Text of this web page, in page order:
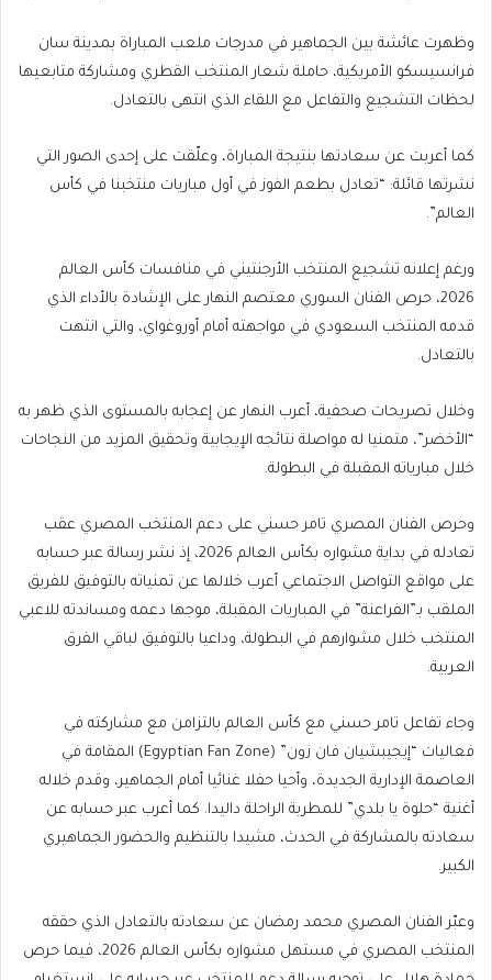
وظهرت عائشة بين الجماهير في مدرجات ملعب المباراة بمدينة سان
فرانسيسكو الأمريكية، حاملة شعار المنتخب القطري ومشاركة متابعيها
لحظات التشجيع والتفاعل مع اللقاء الذي انتهى بالتعادل.
كما أعربت عن سعادتها بنتيجة المباراة، وعلّقت على إحدى الصور التي
نشرتها قائلة: “تعادل بطعم الفوز في أول مباريات منتخبنا في كأس
العالم”.
ورغم إعلانه تشجيع المنتخب الأرجنتيني في منافسات كأس العالم
2026، حرص الفنان السوري معتصم النهار على الإشادة بالأداء الذي
قدمه المنتخب السعودي في مواجهته أمام أوروغواي، والتي انتهت
بالتعادل.
وخلال تصريحات صحفية، أعرب النهار عن إعجابه بالمستوى الذي ظهر به
“الأخضر”، متمنيا له مواصلة نتائجه الإيجابية وتحقيق المزيد من النجاحات
خلال مبارياته المقبلة في البطولة.
وحرص الفنان المصري تامر حسني على دعم المنتخب المصري عقب
تعادله في بداية مشواره بكأس العالم 2026، إذ نشر رسالة عبر حسابه
على مواقع التواصل الاجتماعي أعرب خلالها عن تمنياته بالتوفيق للفريق
الملقب بـ”الفراعنة” في المباريات المقبلة، موجها دعمه ومساندته للاعبي
المنتخب خلال مشوارهم في البطولة، وداعيا بالتوفيق لباقي الفرق
العربية.
وجاء تفاعل تامر حسني مع كأس العالم بالتزامن مع مشاركته في
فعاليات “إيجيبشيان فان زون” (Egyptian Fan Zone) المقامة في
العاصمة الإدارية الجديدة، وأحيا حفلا غنائيا أمام الجماهير، وقدم خلاله
أغنية “حلوة يا بلدي” للمطربة الراحلة داليدا. كما أعرب عبر حسابه عن
سعادته بالمشاركة في الحدث، مشيدا بالتنظيم والحضور الجماهيري
الكبير.
وعبّر الفنان المصري محمد رمضان عن سعادته بالتعادل الذي حققه
المنتخب المصري في مستهل مشواره بكأس العالم 2026، فيما حرص